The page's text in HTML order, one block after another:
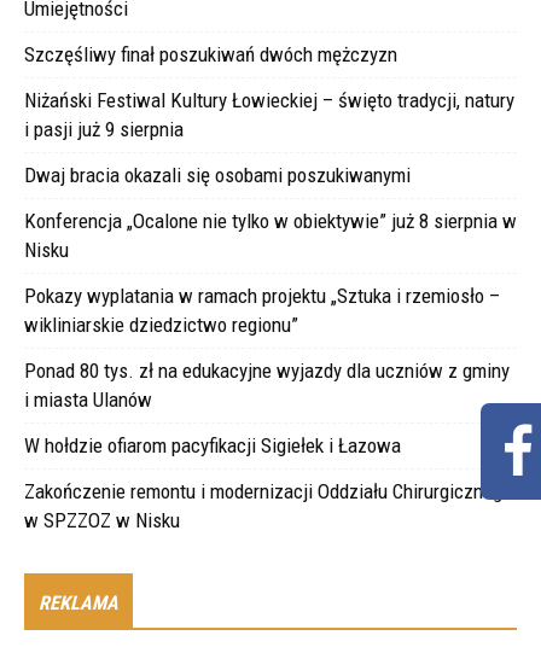
Umiejętności
Szczęśliwy finał poszukiwań dwóch mężczyzn
Niżański Festiwal Kultury Łowieckiej – święto tradycji, natury
i pasji już 9 sierpnia
Dwaj bracia okazali się osobami poszukiwanymi
Konferencja „Ocalone nie tylko w obiektywie” już 8 sierpnia w
Nisku
Pokazy wyplatania w ramach projektu „Sztuka i rzemiosło –
wikliniarskie dziedzictwo regionu”
Ponad 80 tys. zł na edukacyjne wyjazdy dla uczniów z gminy
i miasta Ulanów
W hołdzie ofiarom pacyfikacji Sigiełek i Łazowa
Zakończenie remontu i modernizacji Oddziału Chirurgicznego
w SPZZOZ w Nisku
REKLAMA